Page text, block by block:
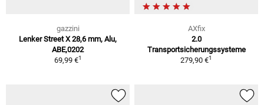
gazzini
Lenker Street X 28,6 mm, Alu,
ABE,0202
69,99 €1
AXfix
2.0
Transportsicherungssysteme
279,90 €1